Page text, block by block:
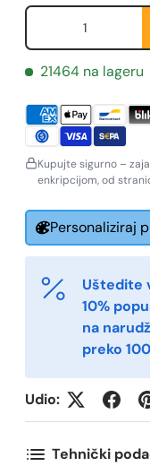
Količina
21464 na lageru
Kupujte sigurno –
enkripcijom, od
Personaliziraj
Uštedite
10%
na
preko
Udio:
Tehnički